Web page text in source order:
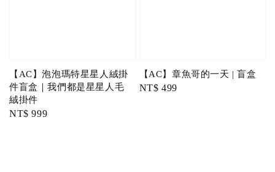
【AC】泡泡瑪特星星人絨掛
件盲盒｜我們都是星星人毛
絨掛件
Regular
NT$ 999
【AC】章魚哥的一天 | 盲盒
Regular
NT$ 499